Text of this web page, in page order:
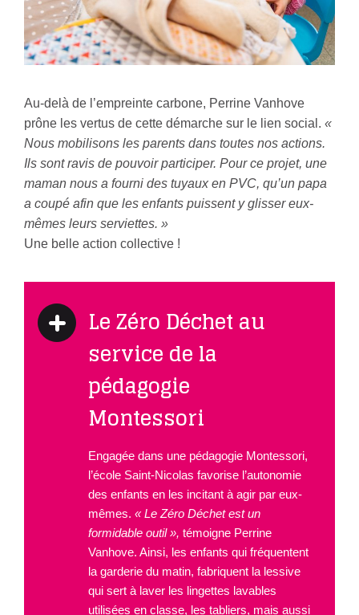
Au-delà de l’empreinte carbone, Perrine Vanhove
prône les vertus de cette démarche sur le lien social. «
Nous mobilisons les parents dans toutes nos actions.
Ils sont ravis de pouvoir participer. Pour ce projet, une
maman nous a fourni des tuyaux en PVC, qu’un papa
a coupé afin que les enfants puissent y glisser eux-
mêmes leurs serviettes. »
Une belle action collective !
Le Zéro Déchet au
service de la
pédagogie
Montessori
Engagée dans une pédagogie Montessori,
l’école Saint-Nicolas favorise l’autonomie
des enfants en les incitant à agir par eux-
mêmes. « Le Zéro Déchet est un
formidable outil », témoigne Perrine
Vanhove. Ainsi, les enfants qui fréquentent
la garderie du matin, fabriquent la lessive
qui sert à laver les lingettes lavables
utilisées en classe, les tabliers, mais aussi